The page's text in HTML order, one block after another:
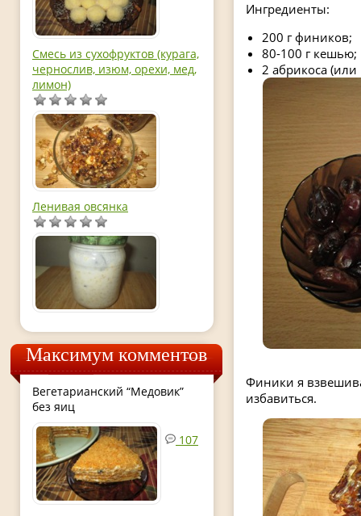
Смесь из сухофруктов (курага,
чернослив, изюм, орехи, мед,
лимон)
Ленивая овсянка
Максимум комментов
Вегетарианский “Медовик”
без яиц
107
Ингредиенты:
200 г фиников;
80-100 г кешью;
2 абрикоса
Финики я
избавиться.